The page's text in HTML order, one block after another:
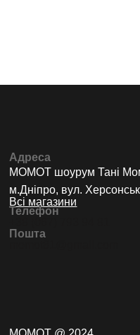
Адреса
МОМОТ шоурум Тані
м.Дніпро, вул.
Всі магазини
Телефон
Пошта